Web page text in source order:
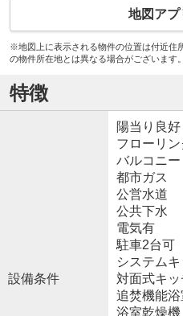
地図アプ
※地図上に表示される物件の位置は付近住
の物件所在地とは異なる場合がございます。
特徴
設備条件
陽当り良好
フローリン
バルコニー
都市ガス
公営水道
公共下水
電気有
駐車2台可
システム
対面式キッ
追焚機能浴
浴室乾燥機